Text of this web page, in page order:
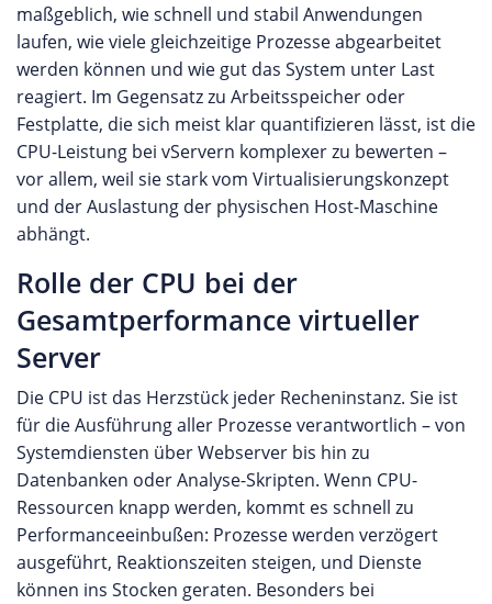
maßgeblich, wie schnell und stabil Anwendungen
laufen, wie viele gleichzeitige Prozesse abgearbeitet
werden können und wie gut das System unter Last
reagiert. Im Gegensatz zu Arbeitsspeicher oder
Festplatte, die sich meist klar quantifizieren lässt, ist die
CPU-Leistung bei vServern komplexer zu bewerten –
vor allem, weil sie stark vom Virtualisierungskonzept
und der Auslastung der physischen Host-Maschine
abhängt.
Rolle der CPU bei der
Gesamtperformance virtueller
Server
Die CPU ist das Herzstück jeder Recheninstanz. Sie ist
für die Ausführung aller Prozesse verantwortlich – von
Systemdiensten über Webserver bis hin zu
Datenbanken oder Analyse-Skripten. Wenn CPU-
Ressourcen knapp werden, kommt es schnell zu
Performanceeinbußen: Prozesse werden verzögert
ausgeführt, Reaktionszeiten steigen, und Dienste
können ins Stocken geraten. Besonders bei